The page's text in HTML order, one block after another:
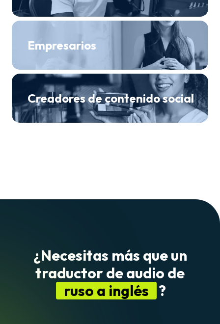
Empresarios
Creadores de contenido social
¿Necesitas más que un
traductor de audio de
ruso a inglés ?